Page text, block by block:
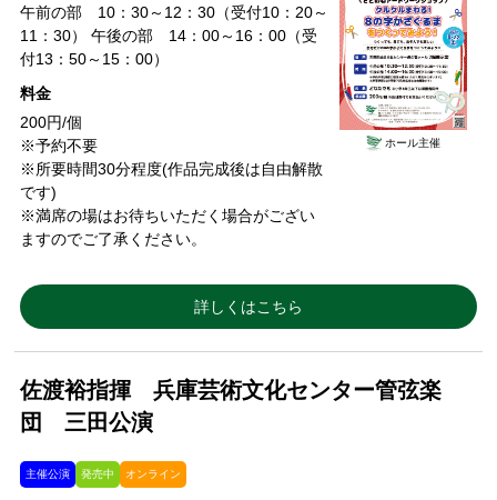
ホール主催
午前の部 10：30～12：30（受付10：20～
11：30） 午後の部 14：00～16：00（受
付13：50～15：00）
料金
200円/個
※予約不要
※所要時間30分程度(作品完成後は自由解散
です)
※満席の場はお待ちいただく場合がござい
ますのでご了承ください。
詳しくはこちら
佐渡裕指揮 兵庫芸術文化センター管弦楽
団 三田公演
主催公演 発売中 オンライン